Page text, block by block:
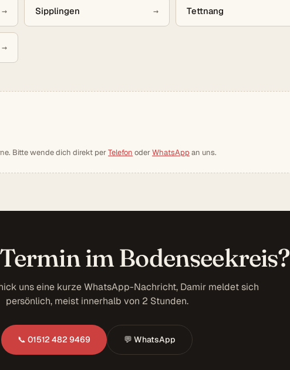
→ Sipplingen → Tettnang
→
Bitte wende dich direkt perTelefon oderWhatsAppan uns.
im Bodenseekreis?
uns eine kurze WhatsApp-Nachricht, Damir meldet sich
persönlich, meist innerhalb von 2 Stunden.
📞 01512 482 9469 💬 WhatsApp